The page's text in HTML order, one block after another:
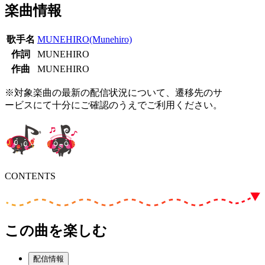
楽曲情報
歌手名 MUNEHIRO(Munehiro)
作詞
MUNEHIRO
作曲
MUNEHIRO
※対象楽曲の最新の配信状況について、遷移先のサ
ービスにて十分にご確認のうえでご利用ください。
CONTENTS
この曲を楽しむ
配信情報